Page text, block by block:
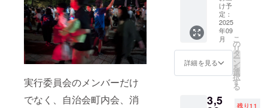
実行委員会のメンバーだけ
でなく、自治会町内会、消
夏の時期に
なると、地
域の方々か
ら「今年も
楽しみにし
多くいただ
画で
は、昭
和の終
わりま
だまだ
建設中
だった
らない
枚）】
NPO法
人横濱
金澤シ
ティガ
イド協
会が開
催する
企画ガ
の参加
け予
定：
2025
年09
月
詳細を見る
こ
の
リ
タ
ー
ン
を
選
択
す
る
3,5 残り11